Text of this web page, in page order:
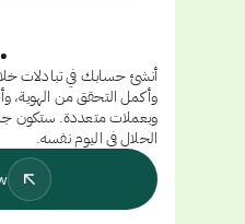
افتح حسابك.
أنشئ حسابك في تبادلات
وأكمل التحقق من الهوية،
وبعملات متعددة. ستكون
الحلال في اليوم نفسه.